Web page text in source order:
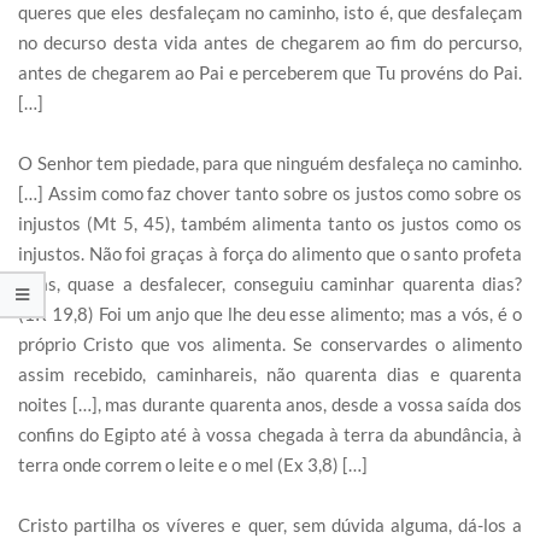
queres que eles desfaleçam no caminho, isto é, que desfaleçam
no decurso desta vida antes de chegarem ao fim do percurso,
antes de chegarem ao Pai e perceberem que Tu provéns do Pai.
[…]
O Senhor tem piedade, para que ninguém desfaleça no caminho.
[…] Assim como faz chover tanto sobre os justos como sobre os
injustos (Mt 5, 45), também alimenta tanto os justos como os
injustos. Não foi graças à força do alimento que o santo profeta
Elias, quase a desfalecer, conseguiu caminhar quarenta dias?
(1R 19,8) Foi um anjo que lhe deu esse alimento; mas a vós, é o
próprio Cristo que vos alimenta. Se conservardes o alimento
assim recebido, caminhareis, não quarenta dias e quarenta
noites […], mas durante quarenta anos, desde a vossa saída dos
confins do Egipto até à vossa chegada à terra da abundância, à
terra onde correm o leite e o mel (Ex 3,8) […]
Cristo partilha os víveres e quer, sem dúvida alguma, dá-los a